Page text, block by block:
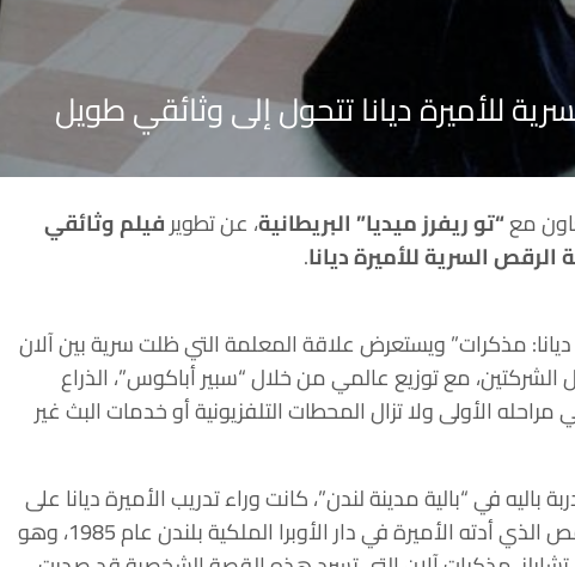
للأميرة ديانا تتحول إلى وثائقي طويل
مع“تو ريفرز ميديا” البريطانية، عن تطويرفيلم وثائقي
السرية للأميرة ديانا.
مذكرات” ويستعرض علاقة المعلمة التي ظلت سرية بين آلان
الشركتين، مع توزيع عالمي من خلال “سبير أباكوس”، الذراع
مراحله الأولى ولا تزال المحطات التلفزيونية أو خدمات البث غير
باليه في “بالية مدينة لندن”، كانت وراء تدريب الأميرة ديانا على
الرقص، حيث شاركت في تصميم روتين الرقص الذي أدته الأميرة في دار الأوبرا الملكية بلندن عام 1985، وهو